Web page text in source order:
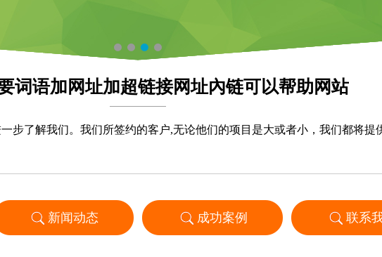
词语加网址加超链接网址內链可以帮助网站
提高收录
步了解我们。我们所签约的客户,无论他们的项目是大或者小，我们都将提
新闻动态 成功案例 联系